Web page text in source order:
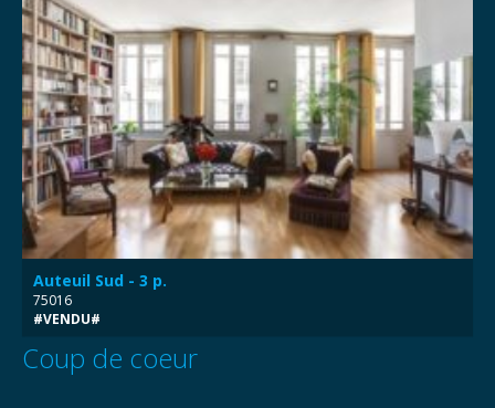
Auteuil Sud - 3 p.
75016
#VENDU#
Coup de coeur